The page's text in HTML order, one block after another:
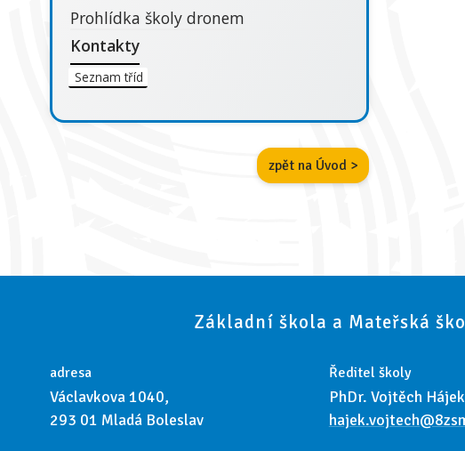
Prohlídka školy dronem
Kontakty
Seznam tříd
zpět na Úvod >
Základní škola a Mateřská
adresa
Václavkova 1040,
293 01 Mladá Boleslav
Ředitel školy
PhDr. Vojtěch Hájek